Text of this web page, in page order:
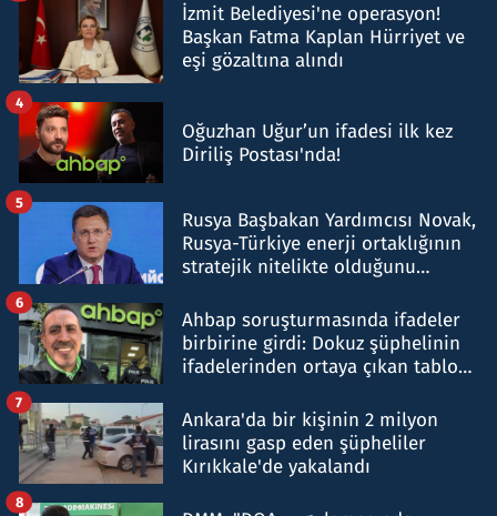
İzmit Belediyesi'ne operasyon!
Başkan Fatma Kaplan Hürriyet ve
eşi gözaltına alındı
Oğuzhan Uğur’un ifadesi ilk kez
Diriliş Postası'nda!
4
Rusya Başbakan Yardımcısı Novak,
Rusya-Türkiye enerji ortaklığının
stratejik nitelikte olduğunu
5
Ahbap soruşturmasında ifadeler
birbirine girdi: Dokuz şüphelinin
ifadelerinden ortaya çıkan tablo
6
Ankara'da bir kişinin 2 milyon
lirasını gasp eden şüpheliler
Kırıkkale'de yakalandı
7
8